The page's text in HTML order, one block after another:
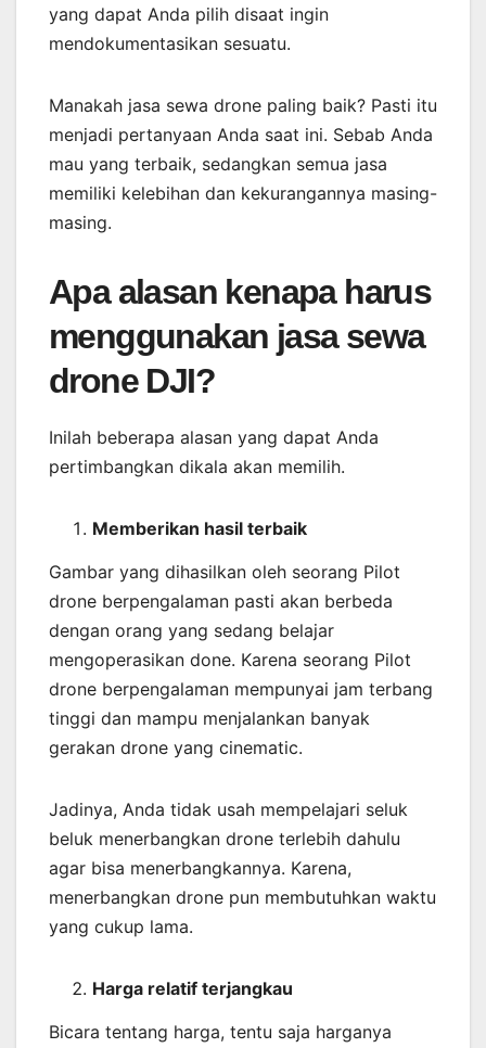
yang dapat Anda pilih disaat ingin
mendokumentasikan sesuatu.
Manakah jasa sewa drone paling baik? Pasti itu
menjadi pertanyaan Anda saat ini. Sebab Anda
mau yang terbaik, sedangkan semua jasa
memiliki kelebihan dan kekurangannya masing-
masing.
Apa alasan kenapa harus
menggunakan jasa sewa
drone DJI?
Inilah beberapa alasan yang dapat Anda
pertimbangkan dikala akan memilih.
Memberikan hasil terbaik
Gambar yang dihasilkan oleh seorang Pilot
drone berpengalaman pasti akan berbeda
dengan orang yang sedang belajar
mengoperasikan done. Karena seorang Pilot
drone berpengalaman mempunyai jam terbang
tinggi dan mampu menjalankan banyak
gerakan drone yang cinematic.
Jadinya, Anda tidak usah mempelajari seluk
beluk menerbangkan drone terlebih dahulu
agar bisa menerbangkannya. Karena,
menerbangkan drone pun membutuhkan waktu
yang cukup lama.
Harga relatif terjangkau
Bicara tentang harga, tentu saja harganya